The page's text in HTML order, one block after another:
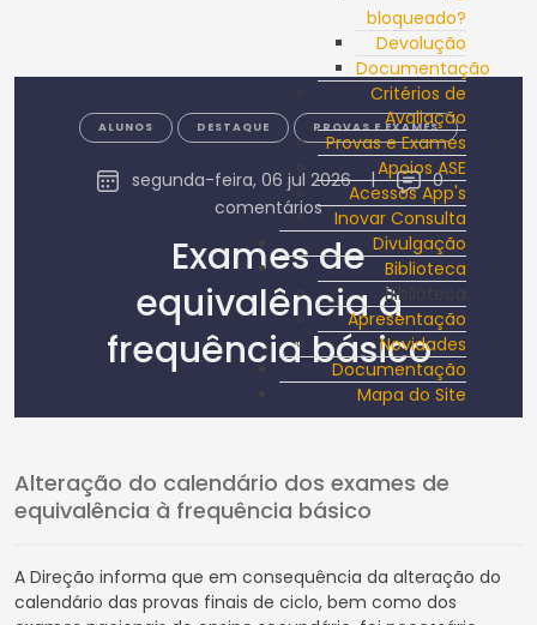
bloqueado?
Devolução
Documentação
Critérios de
Avaliação
Provas e Exames
Apoios ASE
Acessos App's
Inovar Consulta
Divulgação
Biblioteca
Biblioteca
Apresentação
Novidades
Documentação
Mapa do Site
ALUNOS DESTAQUE PROVAS E EXAMES
segunda-feira, 06 jul 2026 |
0
comentários
Exames de
equivalência à
frequência básico
Alteração do calendário dos exames de
equivalência à frequência básico
A Direção informa que em consequência da alteração do
calendário das provas finais de ciclo, bem como dos